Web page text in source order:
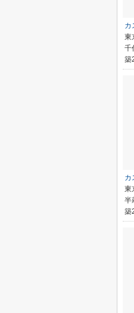
カ
東
千
築
カ
東
半
築